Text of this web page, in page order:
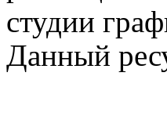
студии
Данный